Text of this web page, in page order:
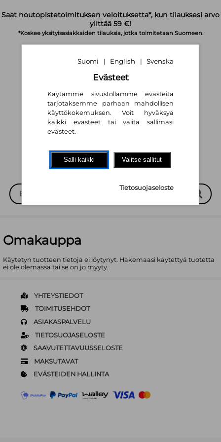
Saat noutopistetoimituksen veloituksetta*, kun tilauksesi arvo
ylittää 59 €!
*Koskee yksityisasiakkaiden tilauksia, jotka toimitetaan Suomeen.
Suomi | English | Svenska
Omakauppa
Käytetyn tuotteen tietoja ei löytynyt. Hakemaasi käytettyä tuotetta
ei ole olemassa tai se on jo myyty.
YHTEYSTIEDOT
TOIMITUSEHDOT
ASIAKASPALVELU
TIETOSUOJASELOSTE
SAAVUTETTAVUUSSELOSTE
MAKSUTAVAT
EVÄSTEIDEN HALLINTA
Suomi | English | Svenska
Evästeet
Käytämme sivustollamme evästeitä
tarjotaksemme parhaan mahdollisen
käyttökokemuksen. Voit hyväksyä
kaikki evästeet tai valita sallimasi
evästeet.
Salli kaikki Valitse sallitut
Tietosuojaseloste